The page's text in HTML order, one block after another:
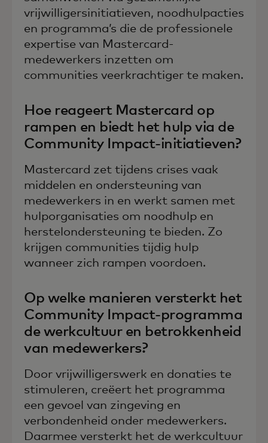
vrijwilligersinitiatieven, noodhulpacties
en programma’s die de professionele
expertise van Mastercard-
medewerkers inzetten om
communities veerkrachtiger te maken.
Hoe reageert Mastercard op
rampen en biedt het hulp via de
Community Impact-initiatieven?
Mastercard zet tijdens crises vaak
middelen en ondersteuning van
medewerkers in en werkt samen met
hulporganisaties om noodhulp en
herstelondersteuning te bieden. Zo
krijgen communities tijdig hulp
wanneer zich rampen voordoen.
Op welke manieren versterkt het
Community Impact-programma
de werkcultuur en betrokkenheid
van medewerkers?
Door vrijwilligerswerk en donaties te
stimuleren, creëert het programma
een gevoel van zingeving en
verbondenheid onder medewerkers.
Daarmee versterkt het de werkcultuur